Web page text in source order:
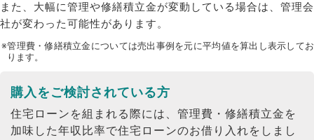
また、大幅に管理や修繕積立金が変動している場合は、管理会
社が変わった可能性があります。
※管理費・修繕積立金については売出事例を元に平均値を算出し表示してお
ります。
購入をご検討されている方
住宅ローンを組まれる際には、管理費・修繕積立金を
加味した年収比率で住宅ローンのお借り入れをしまし